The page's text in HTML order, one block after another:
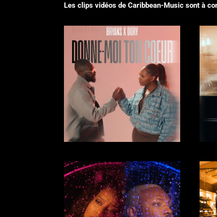
Les clips vidéos de Caribbean-Music sont à